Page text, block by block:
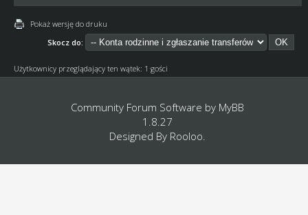
Pokaż wersję do druku
Skocz do:
Użytkownicy przeglądający ten wątek: 1 gości
Community Forum Software by MyBB
1.8.27
Designed By Rooloo.